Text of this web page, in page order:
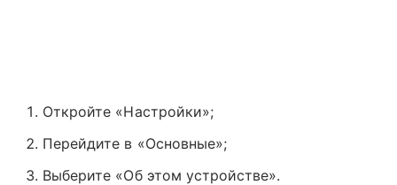
Откройте «Настройки»;
Перейдите в «Основные»;
Выберите «Об этом устройстве».